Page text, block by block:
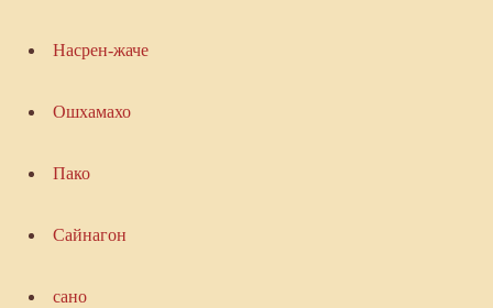
Насрен-жаче
Ошхамахо
Пако
Сайнагон
сано